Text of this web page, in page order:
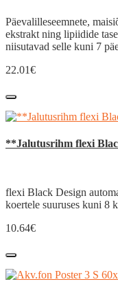
Päevalilleseemnete,
ekstrakt ning lipiidide
niisutavad selle kuni 7
22.01€
**Jalutusrihm flexi
flexi Black Design
koertele suuruses kuni 8
10.64€